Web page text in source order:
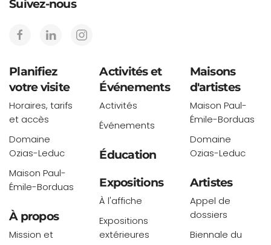
Suivez-nous
Planifiez
votre visite
Horaires, tarifs
et accès
Domaine
Ozias-Leduc
Maison Paul-
Émile-Borduas
À propos
Mission et
Activités et
Événements
Activités
Événements
Éducation
Expositions
À l'affiche
Expositions
extérieures
Maisons
d'artistes
Maison Paul-
Émile-Borduas
Domaine
Ozias-Leduc
Artistes
Appel de
dossiers
Biennale du